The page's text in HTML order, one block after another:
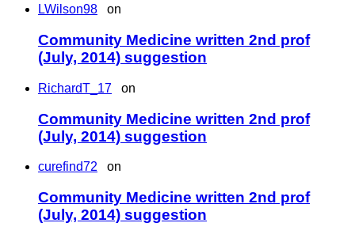
LWilson98 on
Community Medicine written 2nd prof
(July, 2014) suggestion
RichardT_17 on
Community Medicine written 2nd prof
(July, 2014) suggestion
curefind72 on
Community Medicine written 2nd prof
(July, 2014) suggestion